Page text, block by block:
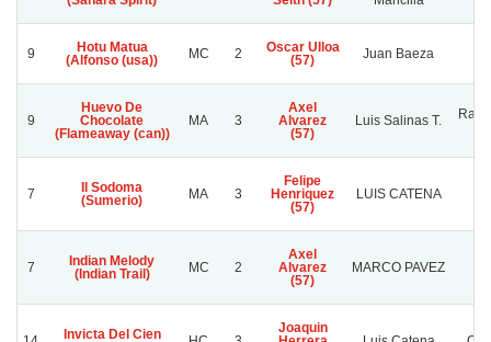
9
Hotu Matua
(Alfonso (usa))
MC 2
Oscar Ulloa
(57)
Juan Baeza
9
Huevo De
Chocolate
(Flameaway (can))
MA 3
Axel
Alvarez
(57)
Luis Salinas T.
7
Il Sodoma
(Sumerio)
MA 3
Felipe
Henriquez
(57)
LUIS CATENA
7
Indian Melody
(Indian Trail)
MC 2
Axel
Alvarez
(57)
MARCO PAVEZ
Invicta Del Cien
Joaquin